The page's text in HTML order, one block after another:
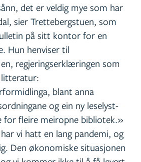
det er veldig mye som har
sier Trettebergstuen, som
på sitt kontor for en
Hun henviser til
regjeringserklæringen som
blant anna
og ein ny leselyst-
for fleire meiropne bibliotek.»
vi hatt en lang pandemi, og
Den økonomiske situasjonen